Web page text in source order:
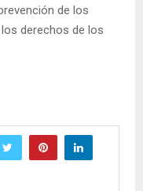
de los
derechos de los